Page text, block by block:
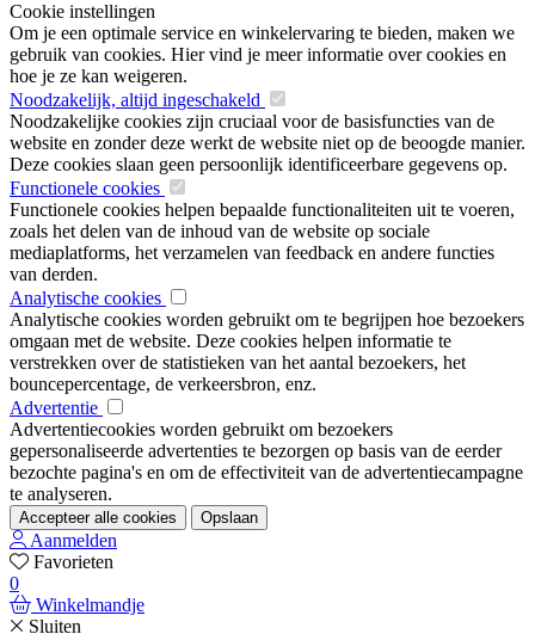
Cookie instellingen
Om je een optimale service en winkelervaring te bieden, maken we
gebruik van cookies. Hier vind je meer informatie over cookies en
hoe je ze kan weigeren.
Noodzakelijk, altijd ingeschakeld
Noodzakelijke cookies zijn cruciaal voor de basisfuncties van de
website en zonder deze werkt de website niet op de beoogde manier.
Deze cookies slaan geen persoonlijk identificeerbare gegevens op.
Functionele cookies
Functionele cookies helpen bepaalde functionaliteiten uit te voeren,
zoals het delen van de inhoud van de website op sociale
mediaplatforms, het verzamelen van feedback en andere functies
van derden.
Analytische cookies
Analytische cookies worden gebruikt om te begrijpen hoe bezoekers
omgaan met de website. Deze cookies helpen informatie te
verstrekken over de statistieken van het aantal bezoekers, het
bouncepercentage, de verkeersbron, enz.
Advertentie
Advertentiecookies worden gebruikt om bezoekers
gepersonaliseerde advertenties te bezorgen op basis van de eerder
bezochte pagina's en om de effectiviteit van de advertentiecampagne
te analyseren.
Accepteer alle cookies Opslaan
Aanmelden
Favorieten
0
Winkelmandje
Sluiten